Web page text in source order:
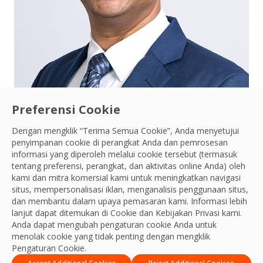
Preferensi Cookie
Dengan mengklik “Terima Semua Cookie”, Anda menyetujui
penyimpanan cookie di perangkat Anda dan pemrosesan
informasi yang diperoleh melalui cookie tersebut (termasuk
tentang preferensi, perangkat, dan aktivitas online Anda) oleh
kami dan mitra komersial kami untuk meningkatkan navigasi
situs, mempersonalisasi iklan, menganalisis penggunaan situs,
dan membantu dalam upaya pemasaran kami. Informasi lebih
lanjut dapat ditemukan di Cookie dan Kebijakan Privasi kami.
Anda dapat mengubah pengaturan cookie Anda untuk
menolak cookie yang tidak penting dengan mengklik
Pengaturan Cookie.
Connect with Sidharth Bhadani
Sidharth Bhadani
Direktur Perencanaan dan Proyek - APAC
Tim APAC